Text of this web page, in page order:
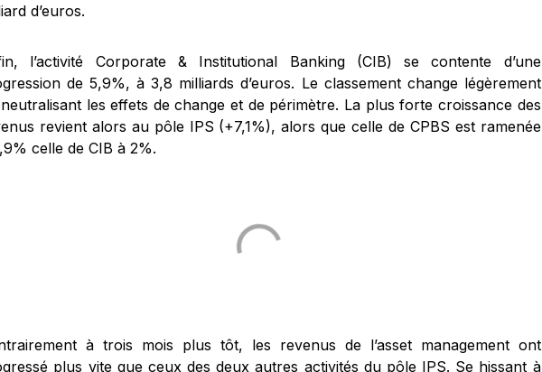
d’euros.
l’activité Corporate & Institutional Banking (CIB) se contente d’une
de 5,9%, à 3,8 milliards d’euros. Le classement change légèrement
les effets de change et de périmètre. La plus forte croissance des
revient alors au pôle IPS (+7,1%), alors que celle de CPBS est ramenée
celle de CIB à 2%.
à trois mois plus tôt, les revenus de l’asset management ont
plus vite que ceux des deux autres activités du pôle IPS. Se hissant à